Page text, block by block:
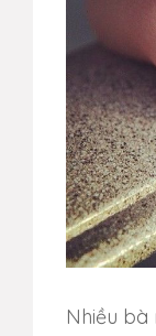
Nhiều